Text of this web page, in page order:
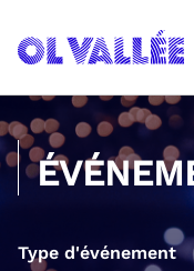
Type d'événement